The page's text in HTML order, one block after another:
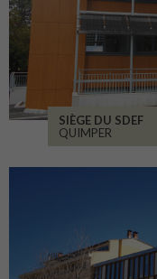
SIÈGE DU SDEF
QUIMPER